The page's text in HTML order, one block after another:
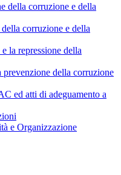
della corruzione e della
corruzione e della
la repressione della
prevenzione della corruzione
ed atti di adeguamento a
e Organizzazione